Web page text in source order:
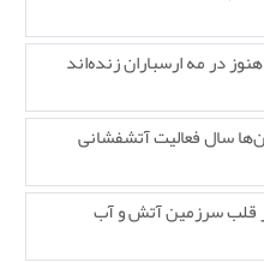
در مه ارسباران زنده‌اند
سال فعالیت آتشفشانی
قلب سرزمین آتش و آب